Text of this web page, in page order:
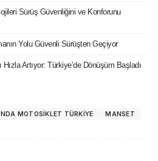
Sürüş Güvenliğini ve Konforunu
Yolu Güvenli Sürüşten Geçiyor
Artıyor: Türkiye’de Dönüşüm Başladı
MOTOSIKLET TÜRKIYE MANSET